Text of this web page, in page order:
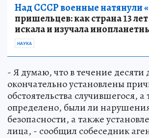
Над СССР военные натянули
пришельцев: как страна 13
искала и изучала
НАУКА
- Я думаю, что в течение десяти
окончательно установлены
обстоятельства случившегося, а
определено, были ли
безопасности, а также
лица, - сообщил собеседник